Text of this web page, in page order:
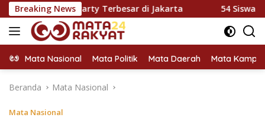
Langsung
ke
konten
Breaking News
Party Terbesar di Jakarta 54 Siswa Terbaik
Mata Nasional Mata Politik Mata Daerah Mata
Beranda Mata Nasional
Mata Nasional